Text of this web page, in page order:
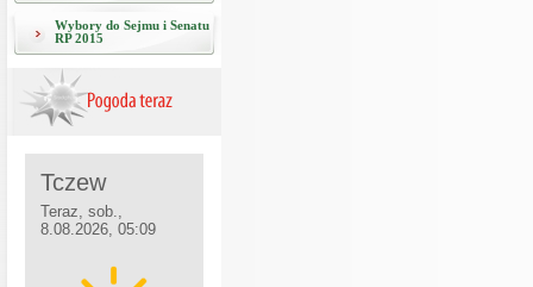
Wybory do Sejmu i Senatu
RP 2015